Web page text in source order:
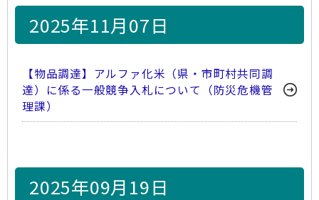
2025年11月07日
【物品調達】アルファ化米（県・市町村共同調
達）に係る一般競争入札について（防災危機管
理課）
2025年09月19日